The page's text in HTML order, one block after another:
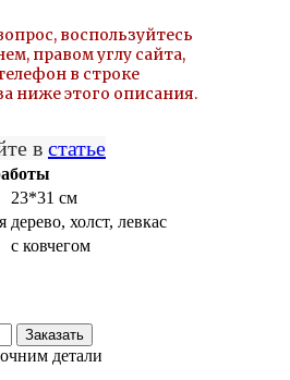
воспользуйтесь
правом углу сайта,
в строке
ниже этого описания.
в статье
23*31 см
дерево, холст, левкас
с ковчегом
Заказать
детали